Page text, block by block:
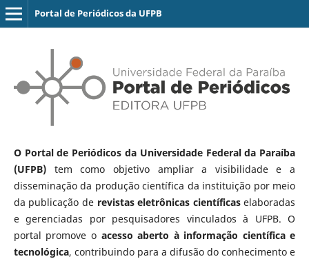
Portal de Periódicos da UFPB
O Portal de Periódicos da Universidade Federal da Paraíba
(UFPB)tem como objetivo ampliar a visibilidade e a
disseminação da produção científica da instituição por meio
da publicação de revistas eletrônicas científicaselaboradas
e gerenciadas por pesquisadores vinculados à UFPB. O
portal promove o acesso aberto à informação científica e
tecnológica, contribuindo para a difusão do conhecimento e